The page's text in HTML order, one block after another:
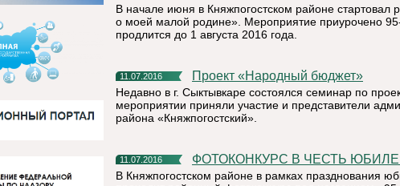
В начале июня в Княжпогостском районе стартовал
о моей малой родине». Мероприятие приурочено
продлится до 1 августа 2016 года.
11.07.2016 Проект «Народный бюджет»
Недавно в г. Сыктывкаре состоялся семинар по
мероприятии приняли участие и представители
района «Княжпогостский».
11.07.2016 ФОТОКОНКУРС В ЧЕСТЬ
В Княжпогостском районе в рамках празднования